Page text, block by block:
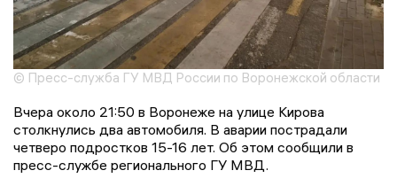
© Пресс-служба ГУ МВД России по Воронежской области
Вчера около 21:50 в Воронеже на улице Кирова
столкнулись два автомобиля. В аварии пострадали
четверо подростков 15-16 лет. Об этом сообщили в
пресс-службе регионального ГУ МВД.